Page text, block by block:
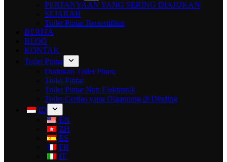
PERTANYAAN YANG SERING DIAJUKAN
SEJARAH
Toilet Pintar Bersertifikat
BERITA
BLOG
KONTAK
Toilet Pintar
Dudukan Toilet Pintar
Toilet Pintar
Toilet Pintar Non Elektronik
Toilet Cerdas yang Digantung di Dinding
ID
EN
ZH
ES
FR
IT